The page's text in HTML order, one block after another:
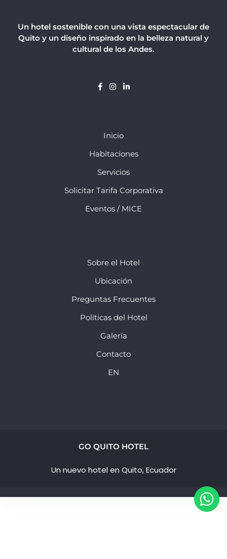
Un hotel sostenible con una vista espectacular de
Quito y un diseño inspirado en la belleza natural y
cultural de los Andes.
Inicio
Habitaciones
Servicios
Solicitar Tarifa Corporativa
Eventos / MICE
Sobre el Hotel
Ubicación
Preguntas Frecuentes
Políticas del Hotel
Galería
Contacto
EN
GO QUITO HOTEL
Un nuevo hotel en Quito, Ecuador